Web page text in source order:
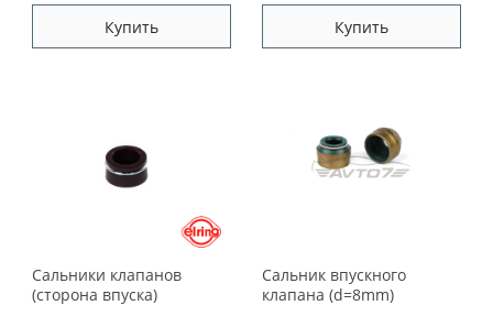
Купить Купить
Сальники клапанов
(сторона впуска)
Сальник впускного
клапана (d=8mm)